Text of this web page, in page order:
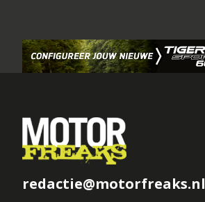
redactie@motorfreaks.nl